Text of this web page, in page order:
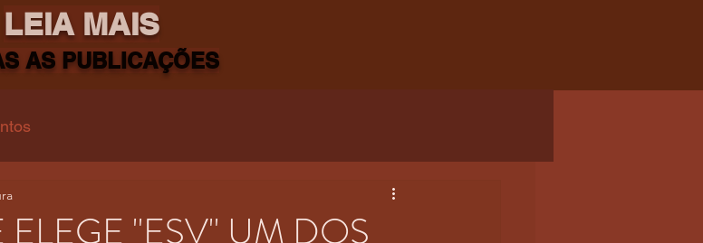
LEIA MAIS
AS PUBLICAÇÕES
"ESV" UM DOS